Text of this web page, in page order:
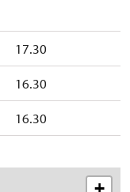
17.30
16.30
16.30